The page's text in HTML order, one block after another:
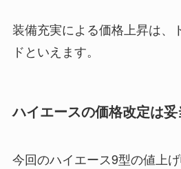
装備充実による価格上昇は、
ドといえます。
ハイエースの価格改定は妥
今回のハイエース9型の値上